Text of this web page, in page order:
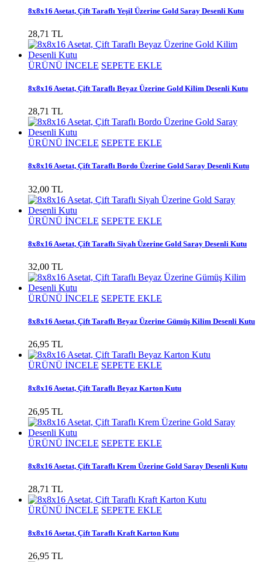
8x8x16 Asetat, Çift Taraflı Yeşil Üzerine Gold Saray Desenli Kutu
28,71 TL
ÜRÜNÜ İNCELE SEPETE EKLE
8x8x16 Asetat, Çift Taraflı Beyaz Üzerine Gold Kilim Desenli Kutu
28,71 TL
ÜRÜNÜ İNCELE SEPETE EKLE
8x8x16 Asetat, Çift Taraflı Bordo Üzerine Gold Saray Desenli Kutu
32,00 TL
ÜRÜNÜ İNCELE SEPETE EKLE
8x8x16 Asetat, Çift Taraflı Siyah Üzerine Gold Saray Desenli Kutu
32,00 TL
ÜRÜNÜ İNCELE SEPETE EKLE
8x8x16 Asetat, Çift Taraflı Beyaz Üzerine Gümüş Kilim Desenli Kutu
26,95 TL
ÜRÜNÜ İNCELE SEPETE EKLE
8x8x16 Asetat, Çift Taraflı Beyaz Karton Kutu
26,95 TL
ÜRÜNÜ İNCELE SEPETE EKLE
8x8x16 Asetat, Çift Taraflı Krem Üzerine Gold Saray Desenli Kutu
28,71 TL
ÜRÜNÜ İNCELE SEPETE EKLE
8x8x16 Asetat, Çift Taraflı Kraft Karton Kutu
26,95 TL